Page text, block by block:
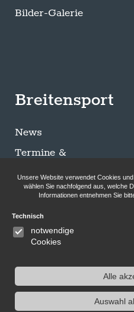
Bilder-Galerie
Breitensport
News
Termine &
Trainingszeiten
Sommer Breitensport
Bilder-Galerie
Klettersteigen
Folge
Unsere Website verwendet Cookies
wählen Sie nachfolgend aus, welche
Informationen entnehmen Sie
Technisch
notwendige
Cookies
Alle
Auswahl